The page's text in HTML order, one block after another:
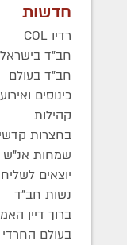
חדשות
רדיו COL
חב"ד בישראל
חב"ד בעולם
כינוסים
קהילות
בחצרות
שמחות אנ"ש
יוצאים
נשות חב"ד
ברוך דיין
בעולם החרדי